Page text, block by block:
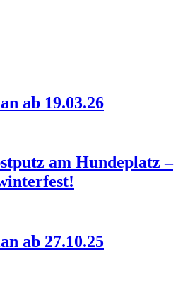
ab 19.03.26
am Hundeplatz –
ab 27.10.25